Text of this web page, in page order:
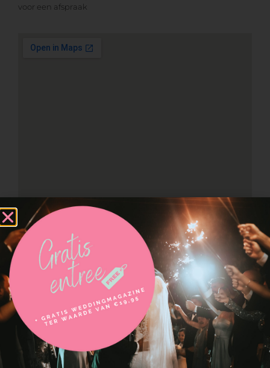
voor een afspraak
Neem contact op met
De Vlerk Amphitours | Huwelijksbootje